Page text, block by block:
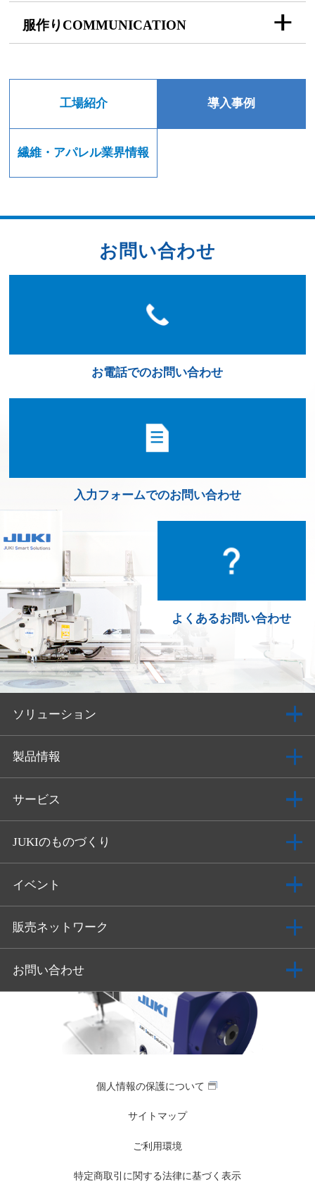
服作りCOMMUNICATION
工場紹介 導入事例
繊維・アパレル業界情報
お問い合わせ
お電話でのお問い合わせ
入力フォームでのお問い合わせ
よくあるお問い合わせ
ソリューション
製品情報
サービス
JUKIのものづくり
イベント
販売ネットワーク
お問い合わせ
個人情報の保護について
サイトマップ
ご利用環境
特定商取引に関する法律に基づく表示